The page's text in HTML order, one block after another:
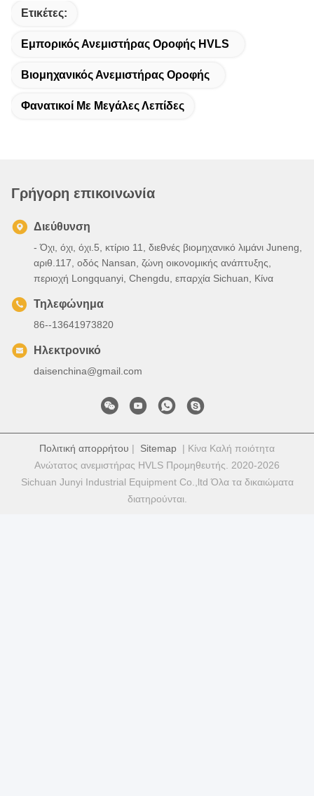
Ετικέτες:
Εμπορικός Ανεμιστήρας Οροφής HVLS
Βιομηχανικός Ανεμιστήρας Οροφής
Φανατικοί Με Μεγάλες Λεπίδες
Γρήγορη επικοινωνία
Διεύθυνση
- Όχι, όχι, όχι.5, κτίριο 11, διεθνές βιομηχανικό λιμάνι Juneng,
αριθ.117, οδός Nansan, ζώνη οικονομικής ανάπτυξης,
περιοχή Longquanyi, Chengdu, επαρχία Sichuan, Κίνα
Τηλεφώνημα
86--13641973820
Ηλεκτρονικό
daisenchina@gmail.com
Πολιτική απορρήτου | Sitemap | Κίνα Καλή ποιότητα
Ανώτατος ανεμιστήρας HVLS Προμηθευτής. 2020-2026
Sichuan Junyi Industrial Equipment Co.,ltd Όλα τα δικαιώματα
διατηρούνται.